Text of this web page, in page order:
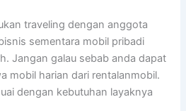
traveling dengan anggota
sementara mobil pribadi
Jangan galau sebab anda dapat
mobil harian dari rentalanmobil.
dengan kebutuhan layaknya